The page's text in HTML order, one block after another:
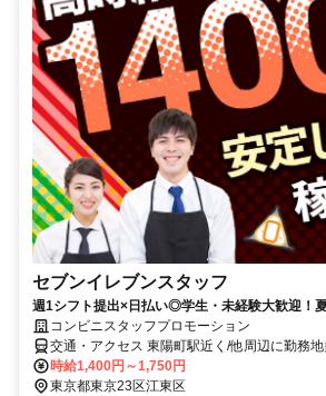
セブンイレブンスタッフ
週1シフト提出×日払い◎学生・未経験大歓迎！
コンビニスタッフプロモーション
交通・アクセス 東陽町駅近く/他周辺に勤務
時給1,400円～1,750円
東京都東京23区江東区